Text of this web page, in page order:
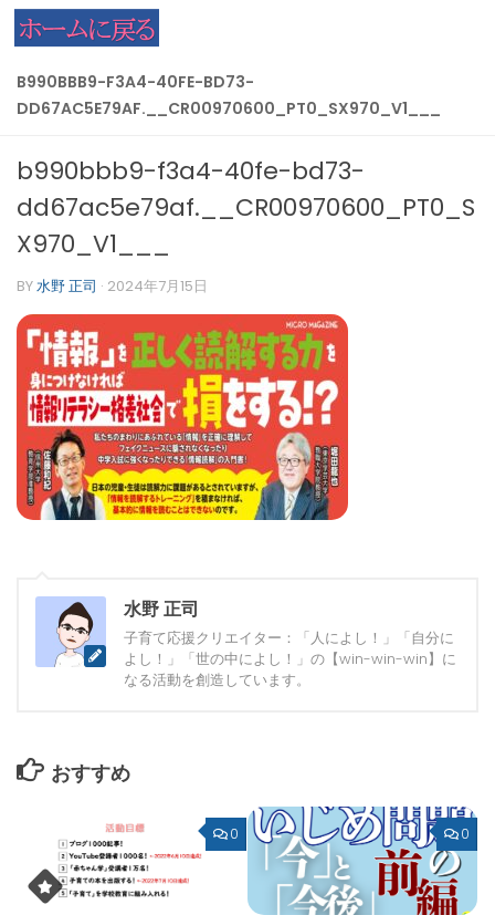
コンテンツへスキップ
B990BBB9-F3A4-40FE-BD73-
DD67AC5E79AF.__CR00970600_PT0_SX970_V1___
b990bbb9-f3a4-40fe-bd73-
dd67ac5e79af.__CR00970600_PT0_S
X970_V1___
BY水野 正司 · 2024年7月15日
水野 正司
子育て応援クリエイター：「人によし！」「自分に
よし！」「世の中によし！」の【win-win-win】に
なる活動を創造しています。
おすすめ
0 0